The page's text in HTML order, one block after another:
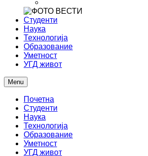
Студенти
Наука
Технологија
Образование
Уметност
УГД живот
Menu
Почетна
Студенти
Наука
Технологија
Образование
Уметност
УГД живот